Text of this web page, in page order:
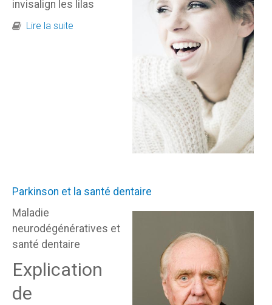
invisalign les lilas
Lire la suite de Traitement Invisalign pour adultes les lilas
Parkinson et la santé dentaire
Maladie
neurodégénératives et
santé dentaire
Explication
de